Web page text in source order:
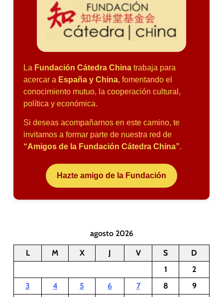
La Fundación Cátedra China trabaja para
acercar a España y China, fomentando el
conocimiento mutuo, la cooperación cultural,
política y económica.
Si deseas acompañarnos en este camino, te
invitamos a formar parte de nuestra red de
“Amigos de la Fundación Cátedra China”.
Hazte amigo de la Fundación
agosto 2026
L M X J V S
D
1
2
3
4 5 6 7 8
9